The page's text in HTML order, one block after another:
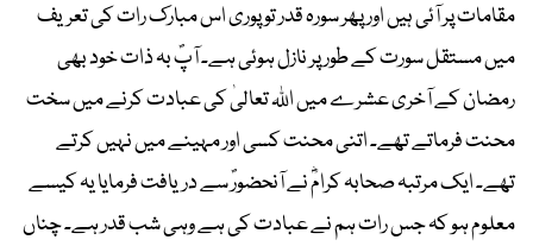
مقامات پر آئی ہیں اور پھر سورہ قدر تو پوری اس مبارک رات کی تعریف
میں مستقل سورت کے طور پر نازل ہوئی ہے۔ آپؐ بہ ذات خود بھی
رمضان کے آخری عشرے میں اﷲ تعالیٰ کی عبادت کرنے میں سخت
محنت فرماتے تھے۔ اتنی محنت کسی اور مہینے میں نہیں کرتے
تھے۔ ایک مرتبہ صحابہ کرامؓ نے آنحضورؐ سے دریافت فرمایا یہ کیسے
معلوم ہو کہ جس رات ہم نے عبادت کی ہے وہی شب قدر ہے۔ چناں